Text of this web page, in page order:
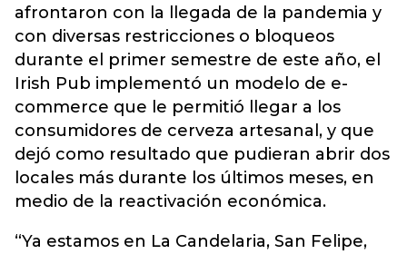
afrontaron con la llegada de la pandemia y
con diversas restricciones o bloqueos
durante el primer semestre de este año, el
Irish Pub implementó un modelo de e-
commerce que le permitió llegar a los
consumidores de cerveza artesanal, y que
dejó como resultado que pudieran abrir dos
locales más durante los últimos meses, en
medio de la reactivación económica.
“Ya estamos en La Candelaria, San Felipe,